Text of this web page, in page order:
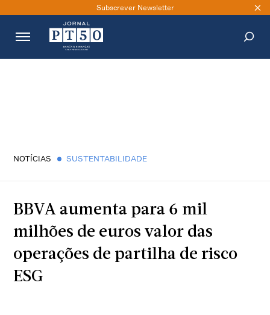
Subscrever Newsletter
NOTÍCIAS SUSTENTABILIDADE
BBVA aumenta para 6 mil
milhões de euros valor das
operações de partilha de risco
ESG